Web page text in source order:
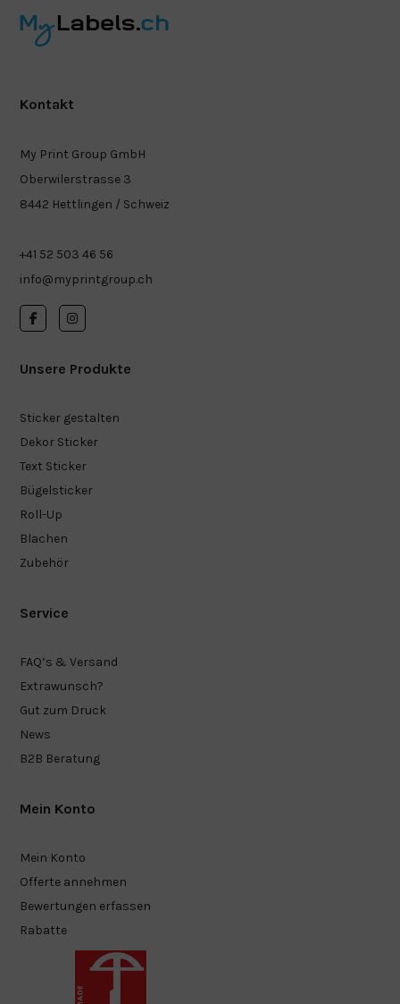
Kontakt
My Print Group GmbH
Oberwilerstrasse 3
8442 Hettlingen / Schweiz
+41 52 503 46 56
info@myprintgroup.ch
Unsere Produkte
Sticker gestalten
Dekor Sticker
Text Sticker
Bügelsticker
Roll-Up
Blachen
Zubehör
Service
FAQ’s & Versand
Extrawunsch?
Gut zum Druck
News
B2B Beratung
Mein Konto
Mein Konto
Offerte annehmen
Bewertungen erfassen
Rabatte